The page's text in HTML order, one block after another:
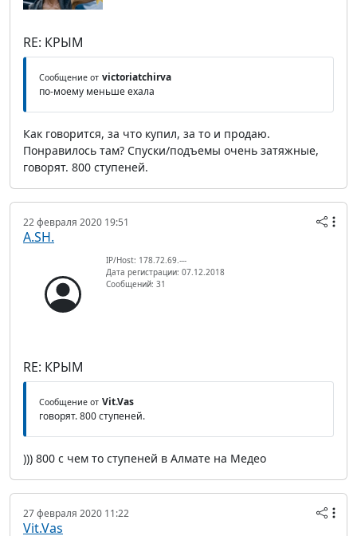
RE: КРЫМ
Сообщение от victoriatchirva
по-моему меньше ехала
Как говорится, за что купил, за то и продаю.
Понравилось там? Спуски/подъемы очень затяжные,
говорят. 800 ступеней.
22 февраля 2020 19:51
A.SH.
IP/Host: 178.72.69.---
Дата регистрации: 07.12.2018
Сообщений: 31
RE: КРЫМ
Сообщение от Vit.Vas
говорят. 800 ступеней.
))) 800 с чем то ступеней в Алмате на Медео
27 февраля 2020 11:22
Vit.Vas